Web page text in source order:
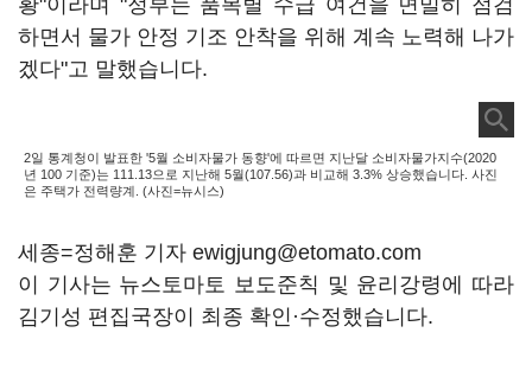
황"이라며 "정부는 품목별 수급 여건을 면밀히 점검
하면서 물가 안정 기조 안착을 위해 계속 노력해 나가
겠다"고 말했습니다.
2일 통계청이 발표한 '5월 소비자물가 동향'에 따르면 지난달 소비자물가지수(2020
년 100 기준)는 111.13으로 지난해 5월(107.56)과 비교해 3.3% 상승했습니다. 사진
은 주택가 전력량계. (사진=뉴시스)
세종=정해훈 기자 ewigjung@etomato.com
이 기사는 뉴스토마토 보도준칙 및 윤리강령에 따라
김기성 편집국장이 최종 확인·수정했습니다.